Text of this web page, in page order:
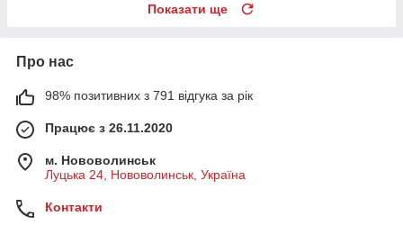
Показати ще
Про нас
98% позитивних з 791 відгука за рік
Працює з 26.11.2020
м. Нововолинськ
Луцька 24, Нововолинськ, Україна
Контакти